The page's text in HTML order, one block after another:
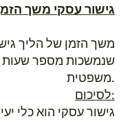
גישור עסקי משך הזמן
משך הזמן של הליך
שנמשכות מספר שעות
משפטית.
לסיכום:
גישור עסקי הוא כלי